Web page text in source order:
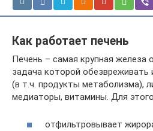
Как работает печень
Печень – самая крупная железа
задача которой
(в т.ч. продукты метаболизма),
медиаторы, витамины. Для
отфильтровывает